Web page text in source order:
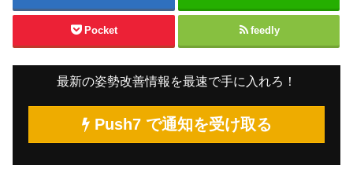
Pocket feedly
最新の姿勢改善情報を最速で手に入れろ！
Push7 で通知を受け取る